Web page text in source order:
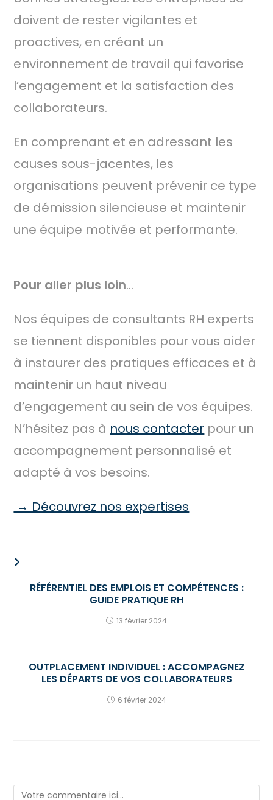
doivent de rester vigilantes et
proactives, en créant un
environnement de travail qui favorise
l’engagement et la satisfaction des
collaborateurs.
En comprenant et en adressant les
causes sous-jacentes, les
organisations peuvent prévenir ce type
de démission silencieuse et maintenir
une équipe motivée et performante.
Pour aller plus loin…
Nos équipes de consultants RH experts
se tiennent disponibles pour vous aider
à instaurer des pratiques efficaces et à
maintenir un haut niveau
d’engagement au sein de vos équipes.
N’hésitez pas à nous contacter pour un
accompagnement personnalisé et
adapté à vos besoins.
→ Découvrez nos expertises
RÉFÉRENTIEL DES EMPLOIS ET COMPÉTENCES :
GUIDE PRATIQUE RH
13 février 2024
OUTPLACEMENT INDIVIDUEL : ACCOMPAGNEZ
LES DÉPARTS DE VOS COLLABORATEURS
6 février 2024